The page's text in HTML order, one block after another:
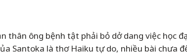
thân ông bệnh tật phải bỏ dở dang việc học
Santoka là thơ Haiku tự do, nhiều bài chưa